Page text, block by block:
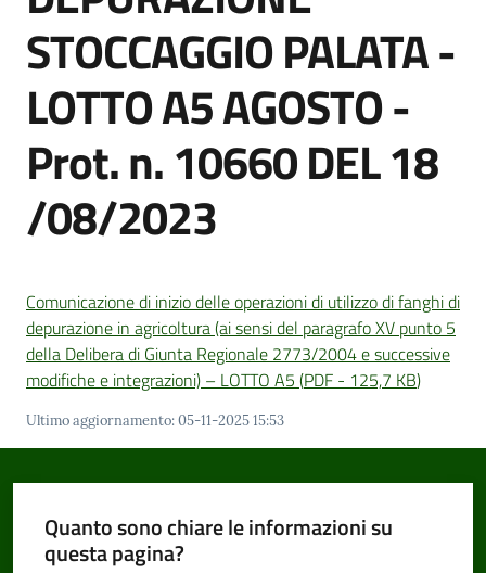
Amministrazione
Trasparente
Tutti
gli
argomenti...
Seguici
su
STOCCAGGIO PALATA -
LOTTO A5 AGOSTO -
Prot. n. 10660 DEL 18
/08/2023
Comunicazione di inizio delle operazioni di utilizzo di fanghi di
depurazione in agricoltura (ai sensi del paragrafo XV punto 5
della Delibera di Giunta Regionale 2773/2004 e successive
modifiche e integrazioni) – LOTTO A5 (PDF - 125,7 KB)
Ultimo aggiornamento:05-11-2025 15:53
Quanto sono chiare le informazioni su
questa pagina?